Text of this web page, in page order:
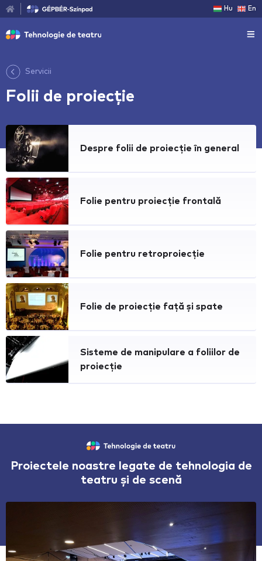
Hu En
Servicii
Folii de proiecție
Despre folii de proiecție în general
Folie pentru proiecție frontală
Folie pentru retroproiecție
Folie de proiecție față și spate
Sisteme de manipulare a foliilor de
proiecție
Proiectele noastre legate de tehnologia de
teatru și de scenă